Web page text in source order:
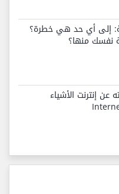
إلى أي حد هي خطرة؟
نفسك منها؟
عن إنترنت الأشياء